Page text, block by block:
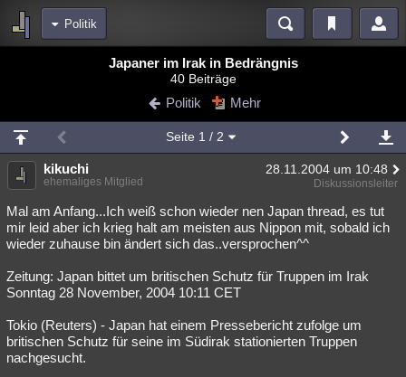
Politik
Blogs
Chat Wiki Neuigkeiten
meine Rubriken
Menschen Mystery Kriminalfälle
Spiritualität Verschwörungen Technologie Ufologie
Natur Umfragen Unterhaltung
weitere Rubriken
Philosophie Träume Orte Esoterik
Astronomie Helpdesk Gruppen Gaming Filme
Musik
Japaner im Irak in Bedrängnis
40 Beiträge
Politik Mehr
Seite 1 / 2
kikuchi 28.11.2004 um 10:48
ehemaliges Mitglied Diskussionsleiter
Mal am Anfang...Ich weiß schon wieder nen Japan thread, es tut
mir leid aber ich krieg halt am meisten aus Nippon mit, sobald ich
wieder zuhause bin ändert sich das..versprochen^^
Zeitung: Japan bittet um britischen Schutz für Truppen im Irak
Sonntag 28 November, 2004 10:11 CET
Tokio (Reuters) - Japan hat einem Pressebericht zufolge um
britischen Schutz für seine im Südirak stationierten Truppen
nachgesucht.